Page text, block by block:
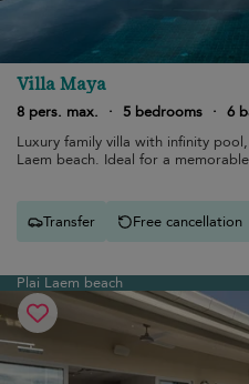
Villa Maya
8 pers. max.
· 5 bedrooms · 6
Luxury family villa with infinity
Laem beach. Ideal for a
Transfer Free cancellation
Plai Laem beach